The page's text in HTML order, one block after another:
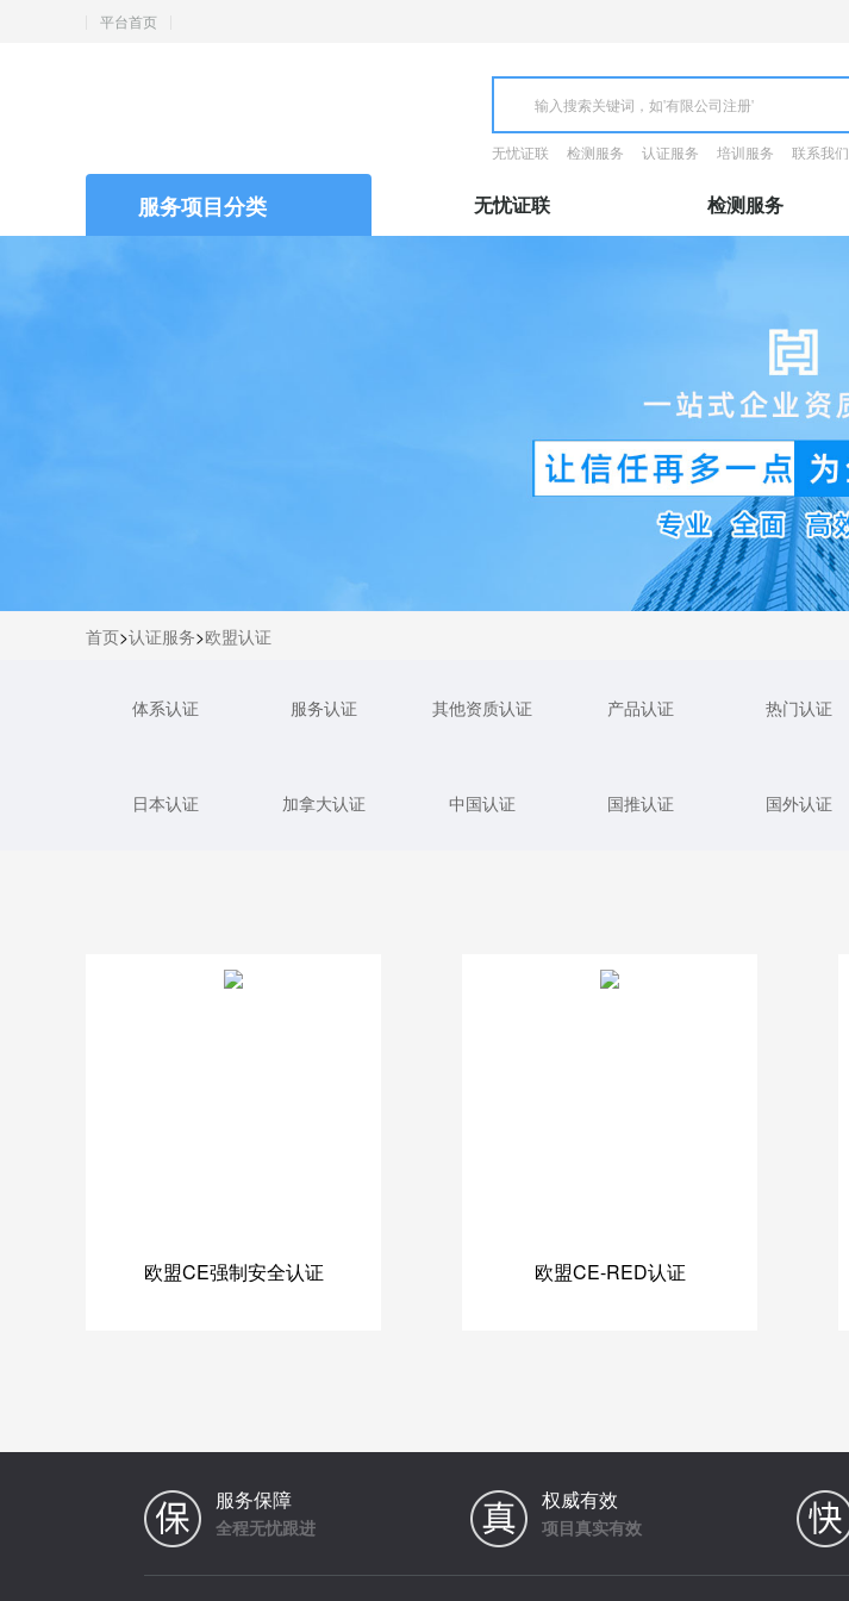
平台首页
无忧证联 检测服务 认证服务 培训服务 联系我们
服务项目分类 无忧证联 检测服务
首页>认证服务>欧盟认证
体系认证 服务认证 其他资质认证 产品认证 热门认证
日本认证 加拿大认证 中国认证 国推认证 国外认证
欧盟CE强制安全认证 欧盟CE-RED认证
服务保障
全程无忧跟进
权威有效
项目真实有效